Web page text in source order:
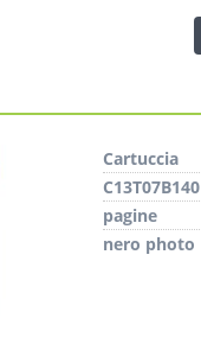
Cartuccia
C13T07B140
pagine
nero photo